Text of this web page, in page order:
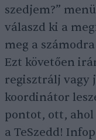
szedjem?”
válaszd ki a
meg a
Ezt követően
regisztrálj vagy
koordinátor
pontot, ott, ahol
a TeSzedd!